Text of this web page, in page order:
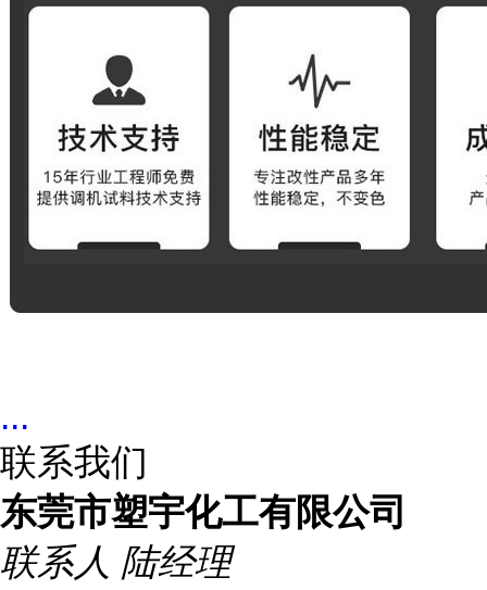
...
联系我们
东莞市塑宇化工有限公司
联系人 陆经理